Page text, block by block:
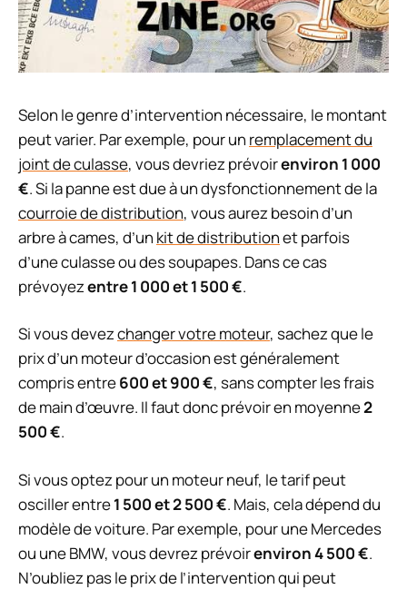
Selon le genre d’intervention nécessaire, le montant
peut varier. Par exemple, pour un remplacement du
joint de culasse, vous devriez prévoirenviron 1 000
€. Si la panne est due à un dysfonctionnement de la
courroie de distribution, vous aurez besoin d’un
arbre à cames, d’un kit de distributionet parfois
d’une culasse ou des soupapes. Dans ce cas
prévoyezentre 1 000 et 1 500 €.
Si vous devezchanger votre moteur, sachez que le
prix d’un moteur d’occasion est généralement
compris entre600 et 900 €, sans compter les frais
de main d’œuvre. Il faut donc prévoir en moyenne2
500 €.
Si vous optez pour un moteur neuf, le tarif peut
osciller entre1 500 et 2 500 €. Mais, cela dépend du
modèle de voiture. Par exemple, pour une Mercedes
ou une BMW, vous devrez prévoirenviron 4 500 €.
N’oubliez pas le prix de l’intervention qui peut